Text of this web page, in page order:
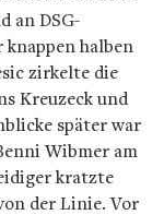
an DSG-
knappen halben
zirkelte die
Kreuzeck und
später war
Wibmer am
kratzte
der Linie. Vor